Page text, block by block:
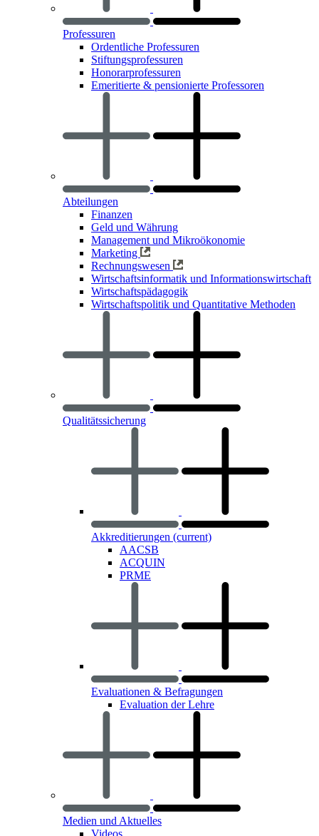
Professuren
Ordentliche Professuren
Stiftungsprofessuren
Honorarprofessuren
Emeritierte & pensionierte Professoren
Abteilungen
Finanzen
Geld und Währung
Management und Mikroökonomie
Marketing
Rechnungswesen
Wirtschaftsinformatik und Informationswirtschaft
Wirtschaftspädagogik
Wirtschaftspolitik und Quantitative Methoden
Qualitätssicherung
Akkreditierungen (current)
AACSB
ACQUIN
PRME
Evaluationen & Befragungen
Evaluation der Lehre
Medien und Aktuelles
Videos